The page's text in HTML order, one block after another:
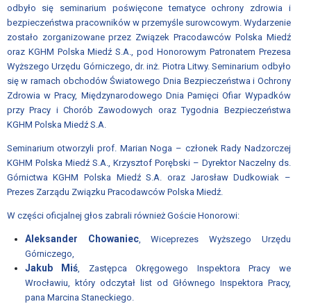
STATUT;
REGULAMIN
RADY
ZWIĄZKU;
REGULAMIN
ZGROMADZENIA
OGÓLNEGO
udziału
w
wydarzeniach
przez
Związek
Pracodawców
Polska
Miedź
odbyło się seminarium poświęcone tematyce ochrony zdrowia i
bezpieczeństwa pracowników w przemyśle surowcowym. Wydarzenie
zostało zorganizowane przez Związek Pracodawców Polska Miedź
oraz KGHM Polska Miedź S.A., pod Honorowym Patronatem Prezesa
Wyższego Urzędu Górniczego, dr. inż. Piotra Litwy. Seminarium odbyło
się w ramach obchodów Światowego Dnia Bezpieczeństwa i Ochrony
Zdrowia w Pracy, Międzynarodowego Dnia Pamięci Ofiar Wypadków
przy Pracy i Chorób Zawodowych oraz Tygodnia Bezpieczeństwa
KGHM Polska Miedź S.A.
Seminarium otworzyli prof. Marian Noga – członek Rady Nadzorczej
KGHM Polska Miedź S.A., Krzysztof Porębski – Dyrektor Naczelny ds.
Górnictwa KGHM Polska Miedź S.A. oraz Jarosław Dudkowiak –
Prezes Zarządu Związku Pracodawców Polska Miedź.
W części oficjalnej głos zabrali również Goście Honorowi:
Aleksander Chowaniec, Wiceprezes Wyższego Urzędu
Górniczego,
Jakub Miś, Zastępca Okręgowego Inspektora Pracy we
Wrocławiu, który odczytał list od Głównego Inspektora Pracy,
pana Marcina Staneckiego.